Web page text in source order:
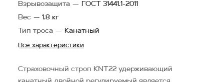
Взрывозащита — ГОСТ 31441.1-2011
Вес — 1.8 кг
Тип троса — Канатный
Все характеристики
Страховочный строп KNT22 удерживающий